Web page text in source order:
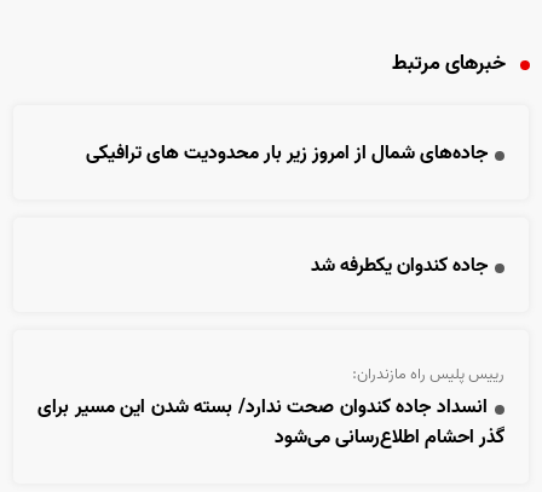
خبرهای مرتبط
جاده‌های شمال از امروز زیر بار محدودیت های ترافیکی
جاده کندوان یکطرفه شد
رییس پلیس راه مازندران:
انسداد جاده کندوان صحت ندارد/ بسته شدن این مسیر برای
گذر احشام اطلاع‌رسانی می‌شود